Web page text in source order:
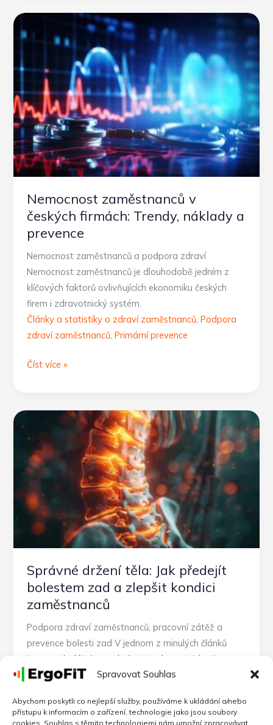
Spravovat Souhlas
Abychom poskytli co nejlepší služby, používáme k ukládání a/nebo
přístupu k informacím o zařízení, technologie jako jsou soubory
cookies. Souhlas s těmito technologiemi nám umožní zpracovávat
v
ČR:
Tikající
přehlížená
bomba?
Nemocnost zaměstnanců v
českých firmách: Trendy, náklady a
prevence
Nemocnost zaměstnanců a podpora zdraví
Nemocnost zaměstnanců je dlouhodobě jedním z
klíčových faktorů ovlivňujících ekonomiku českých
firem i zdravotnický systém.
Články a statistiky o zdraví zaměstnanců ,Podpora
zdraví zaměstnanců ,Primární prevence
Nemocnost
českých
Trendy,
náklady
a
prevence
Číst více »
Správné držení těla: Jak předejít
bolestem zad a zlepšit kondici
zaměstnanců
Podpora zdraví zaměstnanců, pracovní zátěž a
prevence bolesti zad V jednom z minulých článků
jsme se dotkli tématu bolesti zad v souvislosti se
Podpora zdraví zaměstnanců,Ergonomie pracoviště
Správné
Číst více »